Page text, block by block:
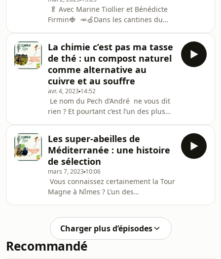
économique. Et pas seulement les
néo-viticulteurs, la prise de
conscience agit au
🥬 Avec Marine Tiollier et Bénédicte
Firmin🍓 🥕🍏Dans les cantines du
étonne ? Et pourtant grâce à la
mobilisation des élus et des
maraichers du territoire, c’est possible
! 🥦 Parmi eux, il y a Marine, une
jeune agricultrice qui s’est installée
en GAEC à Lansargues avec son
associé Jérémy. Et depuis quelques
années, ses l
La chimie c’est pas ma tasse
de thé : un compost naturel
comme alternative au
cuivre et au souffre
avr. 4, 2023 14:52
Le nom du Pech d’André ne vous dit
rien ? Et pourtant c’est l’un des plus
précisément dans le village d’Azillanet
et se transmet de génération en
génération depuis plusieurs siècles.
Philippe a rejoint l’aventure il y a dix
ans et y pratique une viticulture 100%
naturelle et bio, inspirée par
l’agroécologie. 🍷 Si le domaine
atoujours
Les super-abeilles de
Méditerranée : une histoire
de sélection
mars 7, 2023 10:06
Vous connaissez certainement la Tour
Magne à Nîmes ? L’un des
ainsi qu’Harry, apiculteur nîmois, a
décidé de baptiser son rucher. 🐝
Depuis de nombreuses années avec
plusieurs autres apiculteurs de la
Charger plus d’épisodes
Recommandé